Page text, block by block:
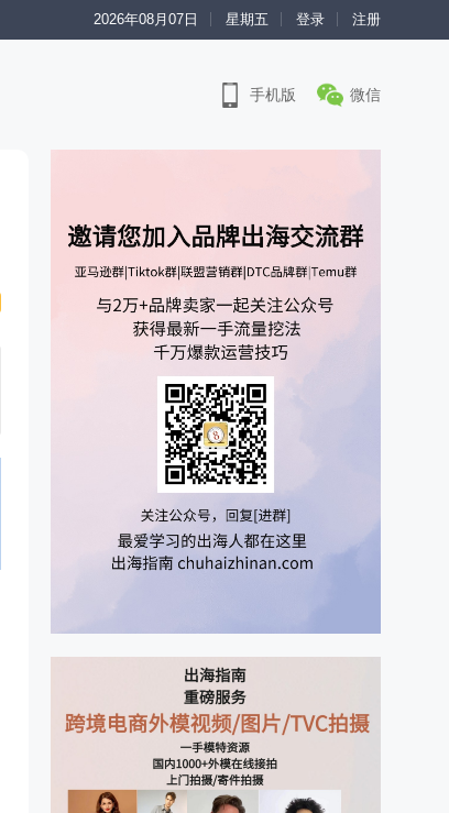
2026年08月07日 星期五 登录 注册
手机版 微信